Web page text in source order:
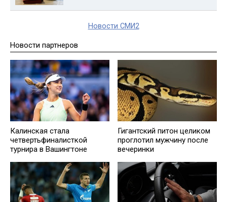
Новости СМИ2
Новости партнеров
Калинская стала
четвертьфиналисткой
турнира в Вашингтоне
Гигантский питон целиком
проглотил мужчину после
вечеринки